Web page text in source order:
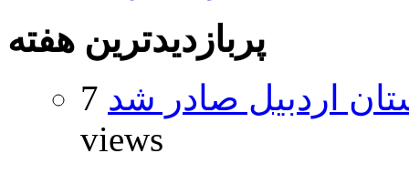
پربازدیدترین هفته
اردبیل صادر شد 7
views